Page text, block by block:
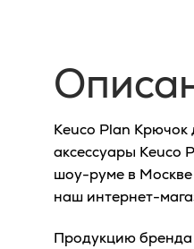
Keuco Plan Крючок
аксессуары Keuco
шоу-руме в
наш интернет-
Продукцию бренда